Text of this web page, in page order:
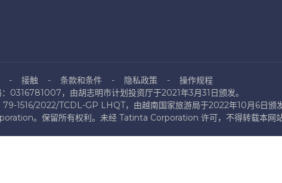
接触 条款和条件 隐私政策
操作规程
0316781007，由胡志明市计划投资厅于2021年3月31日颁发。
79-1516/2022/TCDL-GP LHQT，由越南国家旅游局于2022年10月6日颁发
。保留所有权利。未经 Tatinta Corporation 许可，不得转载本网站